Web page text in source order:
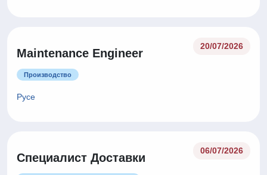
Maintenance Engineer
20/07/2026
Производство
Русе
Специалист Доставки
06/07/2026